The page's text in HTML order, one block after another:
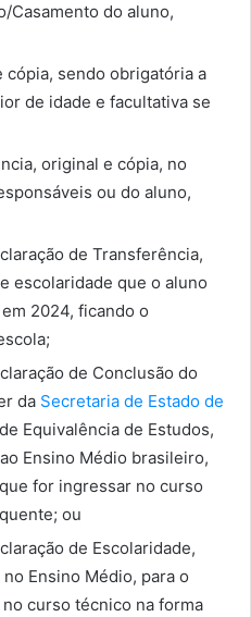
Casamento do aluno,
cópia, sendo obrigatória a
de idade e facultativa se
original e cópia, no
ou do aluno,
de Transferência,
escolaridade que o aluno
2024, ficando o
de Conclusão do
da Secretaria de Estado de
Equivalência de Estudos,
Ensino Médio brasileiro,
for ingressar no curso
ou
de Escolaridade,
Ensino Médio, para o
curso técnico na forma